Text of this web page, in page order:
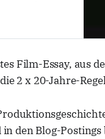
Film-Essay, aus
2 x 20-Jahre-
den Blog-